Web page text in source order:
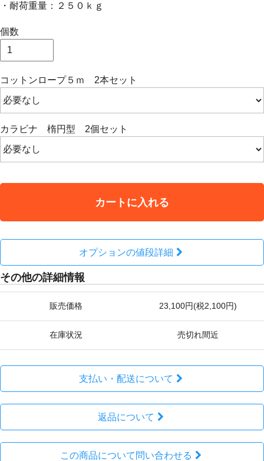
・耐荷重量：２５０ｋｇ
個数
コットンロープ５ｍ 2本セット
カラビナ 楕円型 2個セット
カートに入れる
オプションの値段詳細
その他の詳細情報
販売価格 23,100円(税2,100円)
在庫状況 売切れ間近
支払い・配送について
返品について
この商品について問い合わせる